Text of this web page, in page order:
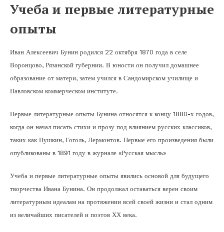
Учеба и первые литературные
опыты
Иван Алексеевич Бунин родился 22 октября 1870 года в селе
Воронцово, Рязанской губернии. В юности он получил домашнее
образование от матери, затем учился в Сандомирском училище и
Павловском коммерческом институте.
Первые литературные опыты Бунина относятся к концу 1880-х годов,
когда он начал писать стихи и прозу под влиянием русских классиков,
таких как Пушкин, Гоголь, Лермонтов. Первые его произведения были
опубликованы в 1891 году в журнале «Русская мысль»
Учеба и первые литературные опыты явились основой для будущего
творчества Ивана Бунина. Он продолжал оставаться верен своим
литературным идеалам на протяжении всей своей жизни и стал одним
из величайших писателей и поэтов ХХ века.